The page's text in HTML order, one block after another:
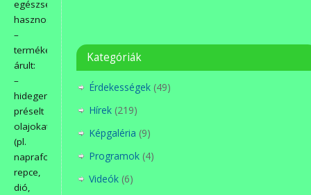
egészségre
hasznos
–
termékeket
árult:
–
hidegen
préselt
olajokat
(pl.
napraforgó,
repce,
dió,
Kategóriák
Érdekességek (49)
Hírek (219)
Képgaléria (9)
Programok (4)
Videók (6)